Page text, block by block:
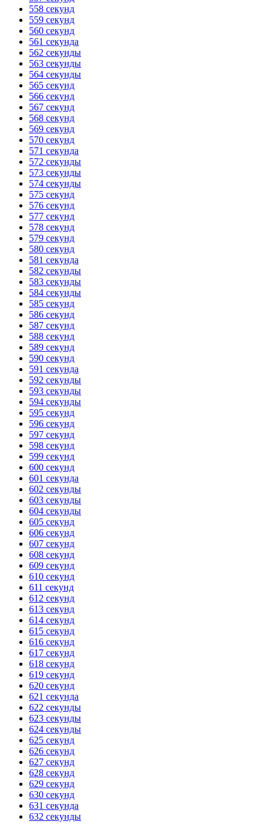
HANDY TIMERS
558 секунд
559 секунд
560 секунд
561 секунда
562 секунды
563 секунды
564 секунды
565 секунд
566 секунд
567 секунд
568 секунд
569 секунд
570 секунд
571 секунда
572 секунды
573 секунды
574 секунды
575 секунд
576 секунд
577 секунд
578 секунд
579 секунд
580 секунд
581 секунда
582 секунды
583 секунды
584 секунды
585 секунд
586 секунд
587 секунд
588 секунд
589 секунд
590 секунд
591 секунда
592 секунды
593 секунды
594 секунды
595 секунд
596 секунд
597 секунд
598 секунд
599 секунд
600 секунд
601 секунда
602 секунды
603 секунды
604 секунды
605 секунд
606 секунд
607 секунд
608 секунд
609 секунд
610 секунд
611 секунд
612 секунд
613 секунд
614 секунд
615 секунд
616 секунд
617 секунд
618 секунд
619 секунд
620 секунд
621 секунда
622 секунды
623 секунды
624 секунды
625 секунд
626 секунд
627 секунд
628 секунд
629 секунд
630 секунд
631 секунда
632 секунды